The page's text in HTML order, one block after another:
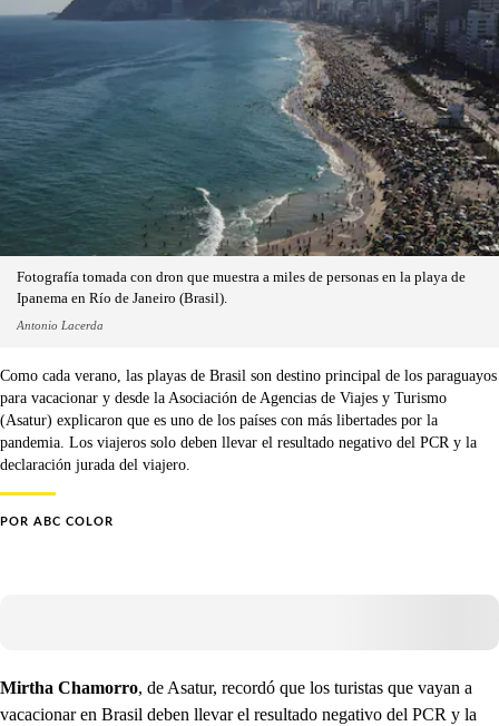
Fotografía tomada con dron que muestra a miles de personas en la playa de
Ipanema en Río de Janeiro (Brasil).
Antonio Lacerda
Como cada verano, las playas de Brasil son destino principal de los paraguayos
para vacacionar y desde la Asociación de Agencias de Viajes y Turismo
(Asatur) explicaron que es uno de los países con más libertades por la
pandemia. Los viajeros solo deben llevar el resultado negativo del PCR y la
declaración jurada del viajero.
POR ABC COLOR
Mirtha Chamorro, de Asatur, recordó que los turistas que vayan a
vacacionar en Brasil deben llevar el resultado negativo del PCR y la